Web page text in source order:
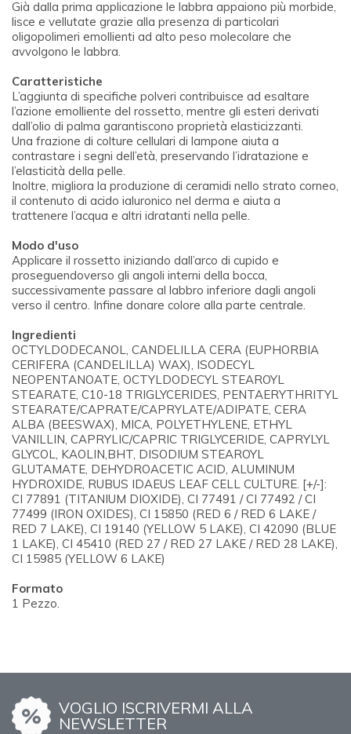
Già dalla prima applicazione le labbra appaiono più morbide,
lisce e vellutate grazie alla presenza di particolari
oligopolimeri emollienti ad alto peso molecolare che
avvolgono le labbra.
Caratteristiche
L’aggiunta di specifiche polveri contribuisce ad esaltare
l’azione emolliente del rossetto, mentre gli esteri derivati
dall’olio di palma garantiscono proprietà elasticizzanti.
Una frazione di colture cellulari di lampone aiuta a
contrastare i segni dell’età, preservando l’idratazione e
l’elasticità della pelle.
Inoltre, migliora la produzione di ceramidi nello strato corneo,
il contenuto di acido ialuronico nel derma e aiuta a
trattenere l’acqua e altri idratanti nella pelle.
Modo d'uso
Applicare il rossetto iniziando dall’arco di cupido e
proseguendoverso gli angoli interni della bocca,
successivamente passare al labbro inferiore dagli angoli
verso il centro. Infine donare colore alla parte centrale.
Ingredienti
OCTYLDODECANOL, CANDELILLA CERA (EUPHORBIA
CERIFERA (CANDELILLA) WAX), ISODECYL
NEOPENTANOATE, OCTYLDODECYL STEAROYL
STEARATE, C10-18 TRIGLYCERIDES, PENTAERYTHRITYL
STEARATE/CAPRATE/CAPRYLATE/ADIPATE, CERA
ALBA (BEESWAX), MICA, POLYETHYLENE, ETHYL
VANILLIN, CAPRYLIC/CAPRIC TRIGLYCERIDE, CAPRYLYL
GLYCOL, KAOLIN,BHT, DISODIUM STEAROYL
GLUTAMATE, DEHYDROACETIC ACID, ALUMINUM
HYDROXIDE, RUBUS IDAEUS LEAF CELL CULTURE. [+/-]:
CI 77891 (TITANIUM DIOXIDE), CI 77491 / CI 77492 / CI
77499 (IRON OXIDES), CI 15850 (RED 6 / RED 6 LAKE /
RED 7 LAKE), CI 19140 (YELLOW 5 LAKE), CI 42090 (BLUE
1 LAKE), CI 45410 (RED 27 / RED 27 LAKE / RED 28 LAKE),
CI 15985 (YELLOW 6 LAKE)
Formato
1 Pezzo.
VOGLIO ISCRIVERMI ALLA
NEWSLETTER